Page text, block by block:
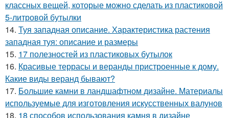
классных вещей, которые можно сделать из пластиковой
5-литровой бутылки
14. Туя западная описание. Характеристика растения
западная туя: описание и размеры
15. 17 полезностей из пластиковых бутылок
16. Красивые террасы и веранды пристроенные к дому.
Какие виды веранд бывают?
17. Большие камни в ландшафтном дизайне. Материалы
используемые для изготовления искусственных валунов
18. 18 способов использования камня в дизайне